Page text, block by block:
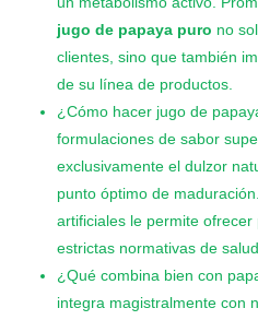
jugo de papaya puro no
clientes, sino que también
de su línea de productos.
¿Cómo hacer jugo de
formulaciones de sabor
exclusivamente el dulzor
punto óptimo de
artificiales le permite
estrictas normativas de
¿Qué combina bien con
integra magistralmente con